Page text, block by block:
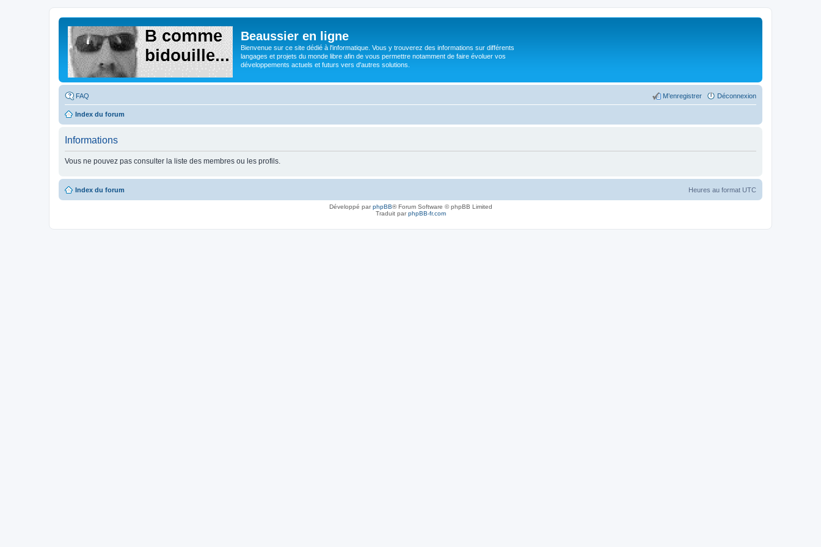
Beaussier en ligne
Bienvenue sur ce site dédié à l'informatique. Vous y trouverez des informations sur différents
langages et projets du monde libre afin de vous permettre notamment de faire évoluer vos
développements actuels et futurs vers d'autres solutions.
FAQ Déconnexion
M’enregistrer
Index du forum
Informations
Vous ne pouvez pas consulter la liste des membres ou les profils.
Index du forum Heures au format UTC
Développé parphpBB® Forum Software © phpBB Limited
Traduit parphpBB-fr.com